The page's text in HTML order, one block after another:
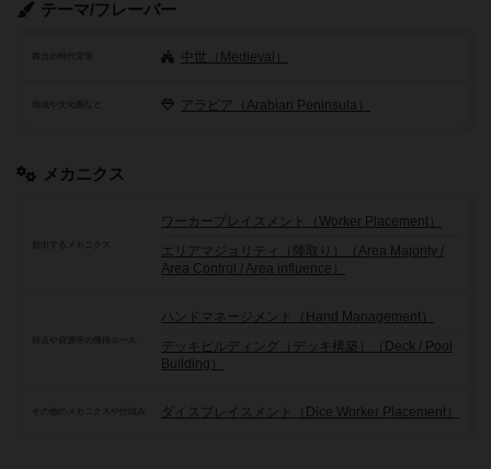
テーマ/フレーバー
舞台の時代背景 中世（Medieval）
地域や文化圏など アラビア（Arabian Peninsula）
メカニクス
頻出するメカニクス
ワーカープレイスメント（Worker Placement）
エリアマジョリティ（陣取り）（Area Majority /
Area Control / Area influence）
ハンドマネージメント（Hand Management）
デッキビルディング（デッキ構築）（Deck / Pool
Building）
その他のメカニクスや仕組み ダイスプレイスメント（Dice Worker Placement）